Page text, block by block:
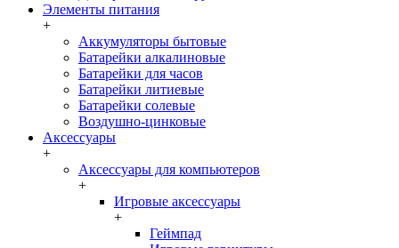
Элементы питания
+
Аккумуляторы бытовые
Батарейки алкалиновые
Батарейки для часов
Батарейки литиевые
Батарейки солевые
Воздушно-цинковые
Аксессуары
+
Аксессуары для компьютеров
+
Игровые аксессуары
+
Геймпад